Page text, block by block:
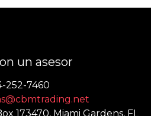
un asesor
252-7460
173470, Miami Gardens, FL